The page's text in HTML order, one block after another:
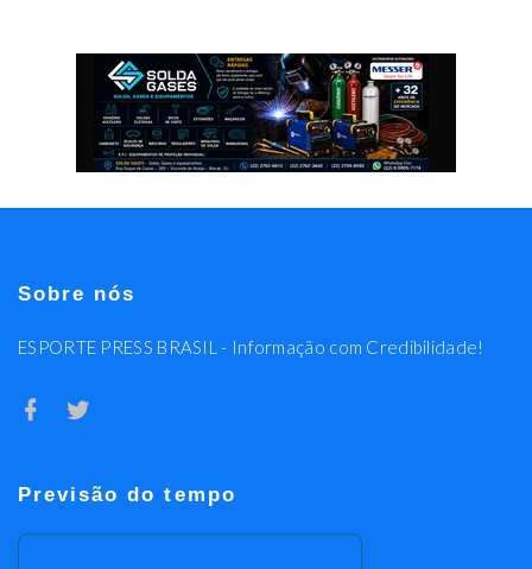
Sobre nós
ESPORTE PRESS BRASIL - Informação com Credibilidade!
Previsão do tempo